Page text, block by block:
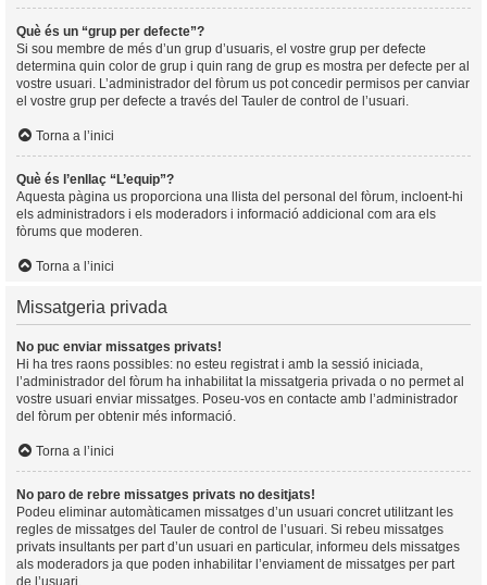
Què és un “grup per defecte”?
Si sou membre de més d’un grup d’usuaris, el vostre grup per defecte
determina quin color de grup i quin rang de grup es mostra per defecte per al
vostre usuari. L’administrador del fòrum us pot concedir permisos per canviar
el vostre grup per defecte a través del Tauler de control de l’usuari.
Torna a l’inici
Què és l’enllaç “L’equip”?
Aquesta pàgina us proporciona una llista del personal del fòrum, incloent-hi
els administradors i els moderadors i informació addicional com ara els
fòrums que moderen.
Torna a l’inici
Missatgeria privada
No puc enviar missatges privats!
Hi ha tres raons possibles: no esteu registrat i amb la sessió iniciada,
l’administrador del fòrum ha inhabilitat la missatgeria privada o no permet al
vostre usuari enviar missatges. Poseu-vos en contacte amb l’administrador
del fòrum per obtenir més informació.
Torna a l’inici
No paro de rebre missatges privats no desitjats!
Podeu eliminar automàticamen missatges d’un usuari concret utilitzant les
regles de missatges del Tauler de control de l’usuari. Si rebeu missatges
privats insultants per part d’un usuari en particular, informeu dels missatges
als moderadors ja que poden inhabilitar l’enviament de missatges per part
de l’usuari.